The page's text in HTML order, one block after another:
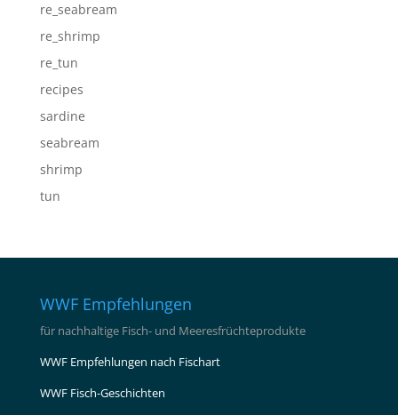
re_seabream
re_shrimp
re_tun
recipes
sardine
seabream
shrimp
tun
WWF Empfehlungen
für nachhaltige Fisch- und Meeresfrüchteprodukte
WWF Empfehlungen nach Fischart
WWF Fisch-Geschichten